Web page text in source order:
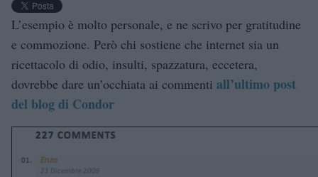
L’esempio è molto personale, e ne scrivo per gratitudine
e commozione. Però chi sostiene che internet sia un
ricettacolo di odio, insulti, spazzatura, eccetera,
dovrebbe dare un’occhiata ai commenti all’ultimo post
del blog di Condor